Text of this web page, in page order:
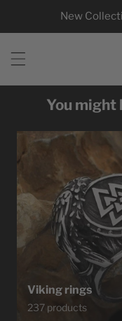
New
You might
Viking rings
237 products